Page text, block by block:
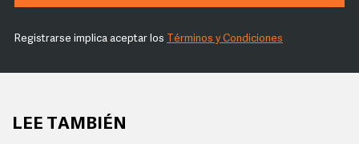
Registrarse implica aceptar los Términos y Condiciones
LEE TAMBIÉN